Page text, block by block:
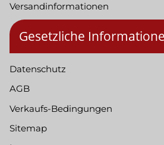
Versandinformationen
Gesetzliche
Datenschutz
AGB
Verkaufs-Bedingungen
Sitemap